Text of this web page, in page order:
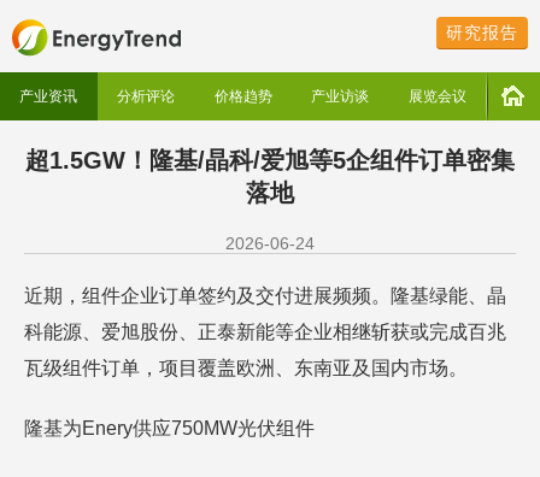
研究报告
产业资讯 分析评论 价格趋势 产业访谈 展览会议
超1.5GW！隆基/晶科/爱旭等5企组件订单密集
落地
2026-06-24
近期，组件企业订单签约及交付进展频频。隆基绿能、晶
科能源、爱旭股份、正泰新能等企业相继斩获或完成百兆
瓦级组件订单，项目覆盖欧洲、东南亚及国内市场。
隆基为Enery供应750MW光伏组件